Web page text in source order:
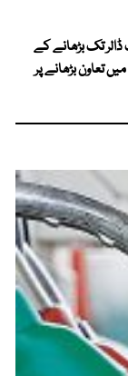
ایران کا دوطرفہ تجارت 10 ارب ڈالر تک بڑھانے کے
تعاون بڑھانے پر